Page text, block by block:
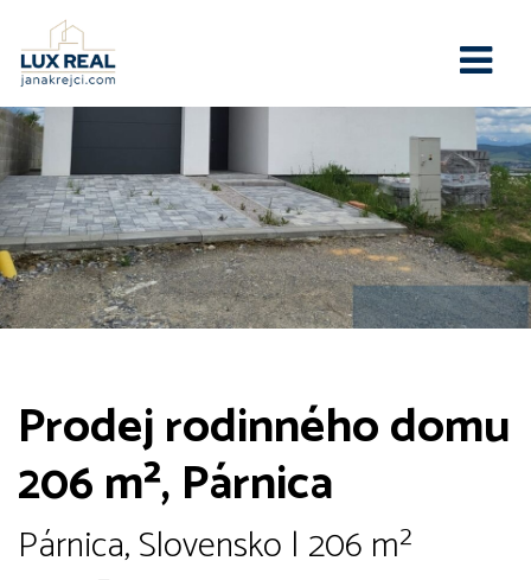
Prodej rodinného domu
206 m², Párnica
Párnica, Slovensko | 206 m²